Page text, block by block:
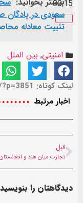
00:15
سعودی در پادگان
تثبیت معادله
امنیتی, بین الملل
لینک کوتاه: https://iraf.ir/?p=3851
اخبار مرتبط
قبل
دیدگاهتان را بنویسید